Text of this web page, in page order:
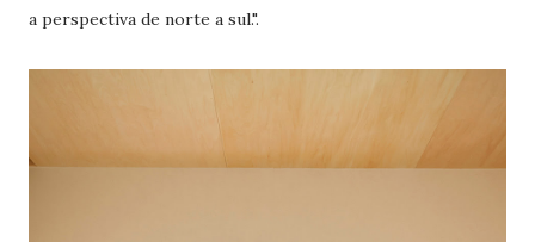
a perspectiva de norte a sul.".